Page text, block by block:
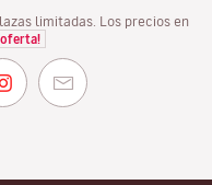
limitadas. Los precios en